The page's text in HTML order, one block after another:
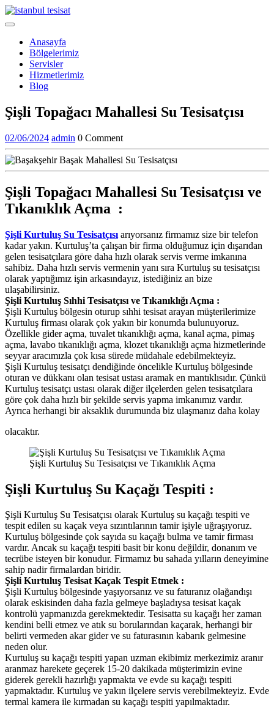
Skip
to
Open
Anasayfa
Bölgelerimiz
Servisler
Hizmetlerimiz
Blog
Close
Menu
Şişli Topağacı Mahallesi Su Tesisatçısı
02/06/202402/06/2024
admin admin
0 Comment
Şişli Topağacı Mahallesi Su Tesisatçısı ve
Tıkanıklık Açma :
Şişli Kurtuluş Su Tesisatçısı arıyorsanız firmamız size bir telefon
kadar yakın. Kurtuluş’ta çalışan bir firma olduğumuz için dışarıdan
gelen tesisatçılara göre daha hızlı olarak servis verme imkanına
sahibiz. Daha hızlı servis vermenin yanı sıra Kurtuluş su tesisatçısı
olarak yaptığımız işin arkasındayız, istediğiniz an bize
ulaşabilirsiniz.
Şişli Kurtuluş Sıhhi Tesisatçısı ve Tıkanıklığı Açma :
Şişli Kurtuluş bölgesin oturup sıhhi tesisat arayan müşterilerimize
Kurtuluş firması olarak çok yakın bir konumda bulunuyoruz.
Özellikle gider açma, tuvalet tıkanıklığı açma, kanal açma, pimaş
açma, lavabo tıkanıklığı açma, klozet tıkanıklığı açma hizmetlerinde
seyyar aracımızla çok kısa sürede müdahale edebilmekteyiz.
Şişli Kurtuluş tesisatçı dendiğinde öncelikle Kurtuluş bölgesinde
oturan ve dükkanı olan tesisat ustası aramak en mantıklısıdır. Çünkü
Kurtuluş tesisatçı ustası olarak diğer ilçelerden gelen tesisatçılara
göre çok daha hızlı bir şekilde servis yapma imkanımız vardır.
Ayrıca herhangi bir aksaklık durumunda biz ulaşmanız daha kolay
olacaktır.
Şişli Kurtuluş Su Tesisatçısı ve Tıkanıklık Açma
Şişli Kurtuluş Su Kaçağı Tespiti :
Şişli Kurtuluş Su Tesisatçısı olarak Kurtuluş su kaçağı tespiti ve
tespit edilen su kaçak veya sızıntılarının tamir işiyle uğraşıyoruz.
Kurtuluş bölgesinde çok sayıda su kaçağı bulma ve tamir firması
vardır. Ancak su kaçağı tespiti basit bir konu değildir, donanım ve
tecrübe isteyen bir konudur. Firmamız bu sahada yılların deneyimine
sahip nadir firmalardan biridir.
Şişli Kurtuluş Tesisat Kaçak Tespit Etmek :
Şişli Kurtuluş bölgesinde yaşıyorsanız ve su faturanız olağandışı
olarak eskisinden daha fazla gelmeye başladıysa tesisat kaçak
kontrolü yapmanızda gerekmektedir. Tesisatta su kaçağı her zaman
kendini belli etmez ve atık su borularından kaçarak, herhangi bir
belirti vermeden akar gider ve su faturasının kabarık gelmesine
neden olur.
Kurtuluş su kaçağı tespiti yapan uzman ekibimiz merkezimiz aranır
aranmaz harekete geçerek 15-20 dakikada müşterimizin evine
giderek gerekli hazırlığı yapmakta ve evde su kaçağı tespiti
yapmaktadır. Kurtuluş ve yakın ilçelere servis verebilmekteyiz. Evde
termal kamera ile kırmadan su kaçağı tespiti yapılmaktadır.